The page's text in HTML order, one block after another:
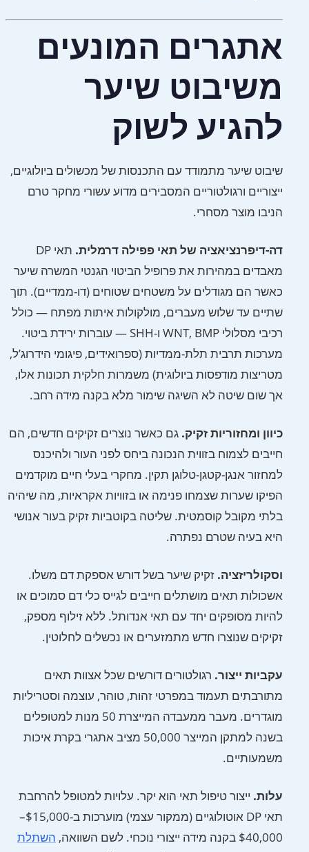
אתגרים המונעים
משיבוט שיער
להגיע לשוק
שיבוט שיער מתמודד עם התכנסות של מכשולים ביולוגיים,
ייצוריים ורגולטוריים המסבירים מדוע עשורי מחקר טרם
הניבו מוצר מסחרי.
דה-דיפרנציאציה של תאי פפילה דרמלית.
תאי DP
מאבדים במהירות את פרופיל הביטוי הגנטי המשרה שיער
כאשר הם מגודלים על משטחים שטוחים (דו-ממדיים). תוך
שתיים עד שלוש מעברים, מולקולות איתות מפתח — כולל
רכיבי מסלולי WNT, BMP ו-SHH — עוברות ירידת ביטוי.
מערכות תרבית תלת-ממדיות (ספרואידים, פיגומי הידרוג’ל,
מטריצות מודפסות ביולוגית) משמרות חלקית תכונות אלו,
אך שום שיטה לא השיגה שימור מלא בקנה מידה רחב.
כיוון ומחזוריות זקיק.גם כאשר נוצרים זקיקים חדשים, הם
חייבים לצמוח בזווית הנכונה ביחס לפני העור ולהיכנס
למחזור אנגן-קטגן-טלוגן תקין. מחקרי בעלי חיים מוקדמים
הפיקו שערות שצמחו פנימה או בזוויות אקראיות, מה שיהיה
בלתי מקובל קוסמטית. שליטה בקוטביות זקיק בעור אנושי
היא בעיה שטרם נפתרה.
וסקולריזציה.זקיק שיער בשל דורש אספקת דם משלו.
אשכולות תאים מושתלים חייבים לגייס כלי דם סמוכים או
להיות מסופקים יחד עם תאי אנדותל. ללא זילוף מספק,
זקיקים שנוצרו חדש מתמזערים או נכשלים לחלוטין.
עקביות ייצור.רגולטורים דורשים שכל אצוות תאים
מתורבתים תעמוד במפרטי זהות, טוהר, עוצמה וסטריליות
מוגדרים. מעבר ממעבדה המייצרת 50 מנות למטופלים
בשנה למתקן המייצר 50,000 מציב אתגרי בקרת איכות
משמעותיים.
עלות.ייצור טיפול תאי הוא יקר. עלויות למטופל להרחבת
תאי DP אוטולוגיים (ממקור עצמי) מוערכות ב-$15,000–
$40,000 בקנה מידה ייצורי נוכחי. לשם השוואה,
השתלת